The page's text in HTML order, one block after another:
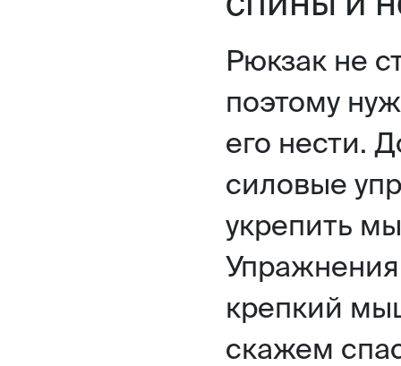
Рюкзак не
поэтому
его нести.
силовые
укрепить
Упражнения
крепкий
скажем